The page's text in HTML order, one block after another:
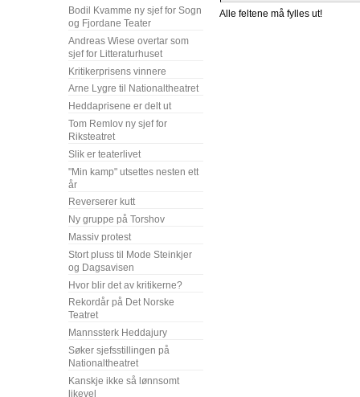
Bodil Kvamme ny sjef for Sogn
og Fjordane Teater
Andreas Wiese overtar som
sjef for Litteraturhuset
Kritikerprisens vinnere
Arne Lygre til Nationaltheatret
Heddaprisene er delt ut
Tom Remlov ny sjef for
Riksteatret
Slik er teaterlivet
"Min kamp" utsettes nesten ett
år
Reverserer kutt
Ny gruppe på Torshov
Massiv protest
Stort pluss til Mode Steinkjer
og Dagsavisen
Hvor blir det av kritikerne?
Rekordår på Det Norske
Teatret
Mannssterk Heddajury
Søker sjefsstillingen på
Nationaltheatret
Kanskje ikke så lønnsomt
likevel
Alle feltene må fylles ut!